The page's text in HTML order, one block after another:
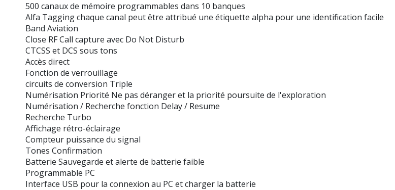
500 canaux de mémoire programmables dans 10 banques
Alfa Tagging chaque canal peut être attribué une étiquette alpha pour une identification facile
Band Aviation
Close RF Call capture avec Do Not Disturb
CTCSS et DCS sous tons
Accès direct
Fonction de verrouillage
circuits de conversion Triple
Numérisation Priorité Ne pas déranger et la priorité poursuite de l'exploration
Numérisation / Recherche fonction Delay / Resume
Recherche Turbo
Affichage rétro-éclairage
Compteur puissance du signal
Tones Confirmation
Batterie Sauvegarde et alerte de batterie faible
Programmable PC
Interface USB pour la connexion au PC et charger la batterie